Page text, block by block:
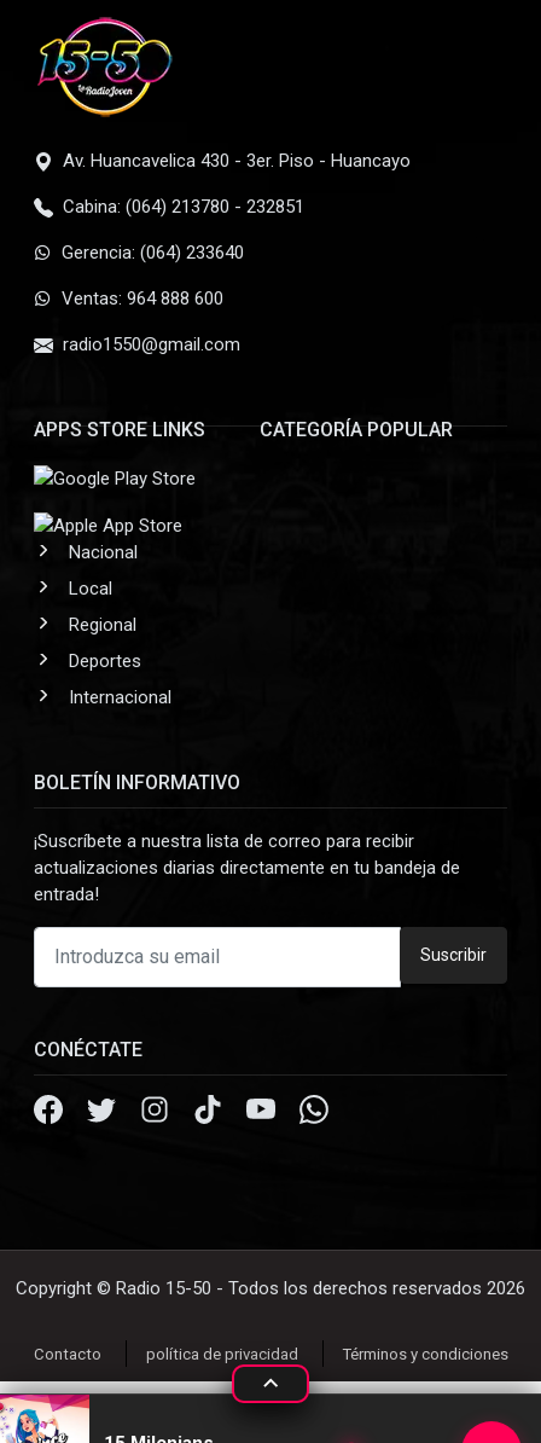
Av. Huancavelica 430 - 3er. Piso - Huancayo
Cabina: (064) 213780 - 232851
Gerencia: (064) 233640
Ventas: 964 888 600
radio1550@gmail.com
APPS STORE LINKS CATEGORÍA POPULAR
Nacional
Local
Regional
Deportes
Internacional
BOLETÍN INFORMATIVO
¡Suscríbete a nuestra lista de correo para recibir
actualizaciones diarias directamente en tu bandeja de
entrada!
Suscribir
CONÉCTATE
Copyright © Radio 15-50 - Todos los derechos reservados 2026
Contacto política de privacidad Términos y condiciones